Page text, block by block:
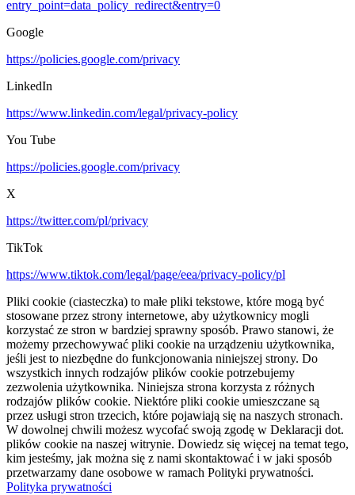
entry_point=data_policy_redirect&entry=0
Google
https://policies.google.com/privacy
LinkedIn
https://www.linkedin.com/legal/privacy-policy
You Tube
https://policies.google.com/privacy
X
https://twitter.com/pl/privacy
TikTok
https://www.tiktok.com/legal/page/eea/privacy-policy/pl
Pliki cookie (ciasteczka) to małe pliki tekstowe, które mogą być
stosowane przez strony internetowe, aby użytkownicy mogli
korzystać ze stron w bardziej sprawny sposób. Prawo stanowi, że
możemy przechowywać pliki cookie na urządzeniu użytkownika,
jeśli jest to niezbędne do funkcjonowania niniejszej strony. Do
wszystkich innych rodzajów plików cookie potrzebujemy
zezwolenia użytkownika. Niniejsza strona korzysta z różnych
rodzajów plików cookie. Niektóre pliki cookie umieszczane są
przez usługi stron trzecich, które pojawiają się na naszych stronach.
W dowolnej chwili możesz wycofać swoją zgodę w Deklaracji dot.
plików cookie na naszej witrynie. Dowiedz się więcej na temat tego,
kim jesteśmy, jak można się z nami skontaktować i w jaki sposób
przetwarzamy dane osobowe w ramach Polityki prywatności.
Polityka prywatności